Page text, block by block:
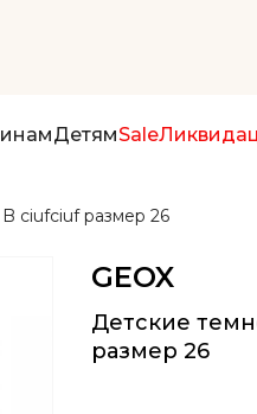
ДетямSale
ciufciuf размер 26
GEOX
Детские
размер 26